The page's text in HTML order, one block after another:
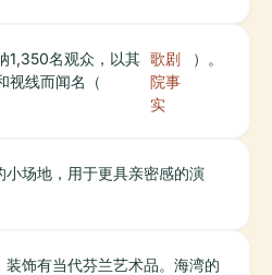
1,350名观众，以其
视线而闻名（
歌剧
院事
实
）。
小场地，用于更具亲密感的演
装饰有当代芬兰艺术品。海湾的